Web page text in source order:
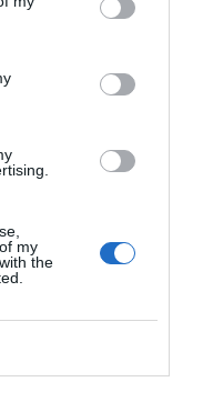
my
the
de actualidad.
en